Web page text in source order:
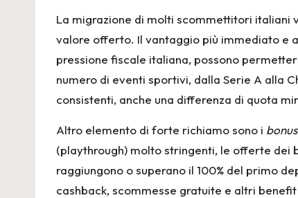
La migrazione di molti scommettitori italiani
valore offerto. Il vantaggio più immediato e
pressione fiscale italiana, possono
numero di eventi sportivi, dalla Serie A alla
consistenti, anche una differenza di quota
Altro elemento di forte richiamo sono i
(playthrough) molto stringenti, le offerte dei
raggiungono o superano il 100% del primo
cashback, scommesse gratuite e altri